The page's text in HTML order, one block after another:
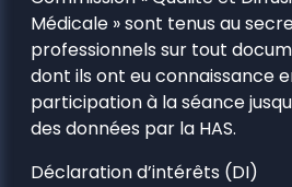
Médicale » sont tenus au
professionnels sur tout
dont ils ont eu connaissance
participation à la séance
des données par la HAS.
Déclaration d’intérêts (DI)